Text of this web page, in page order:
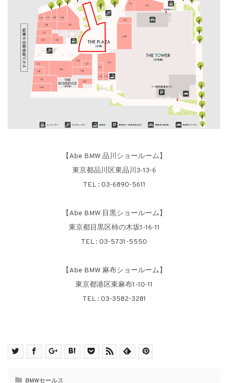
【Abe BMW 品川ショールーム】
東京都品川区東品川3-13-6
TEL : 03-6890-5611
【Abe BMW 目黒ショールーム】
東京都目黒区柿の木坂1-16-11
TEL : 03-5731-5550
【Abe BMW 麻布ショールーム】
東京都港区東麻布1-10-11
TEL : 03-3582-3281
BMWセールス